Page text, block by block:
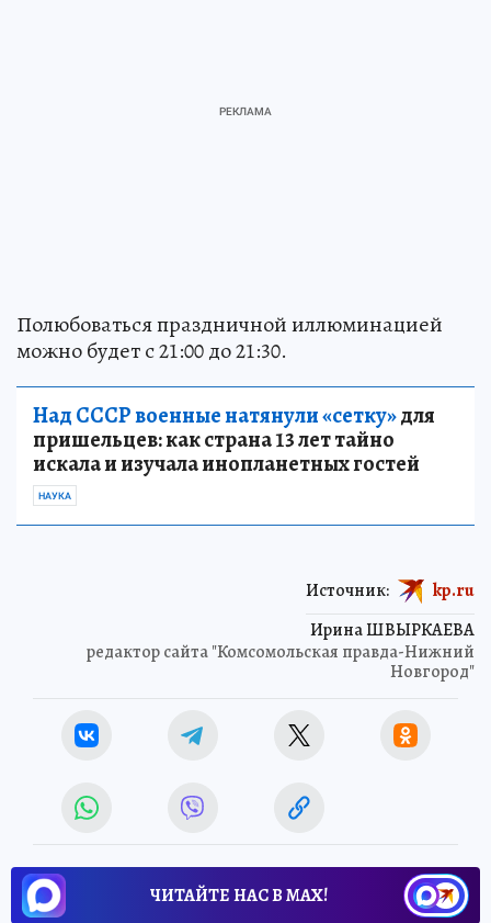
Полюбоваться праздничной иллюминацией
можно будет с 21:00 до 21:30.
Над СССР военные натянули «сетку»для
пришельцев: как страна 13 лет тайно
искала и изучала инопланетных гостей
НАУКА
Ирина ШВЫРКАЕВА
редактор сайта "Комсомольская правда-Нижний
Новгород"
Источник: kp.ru
ЧИТАЙТЕ НАС В МАХ!